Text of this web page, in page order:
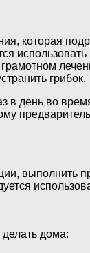
которая
грибок.
в день во
выполнить
дома: